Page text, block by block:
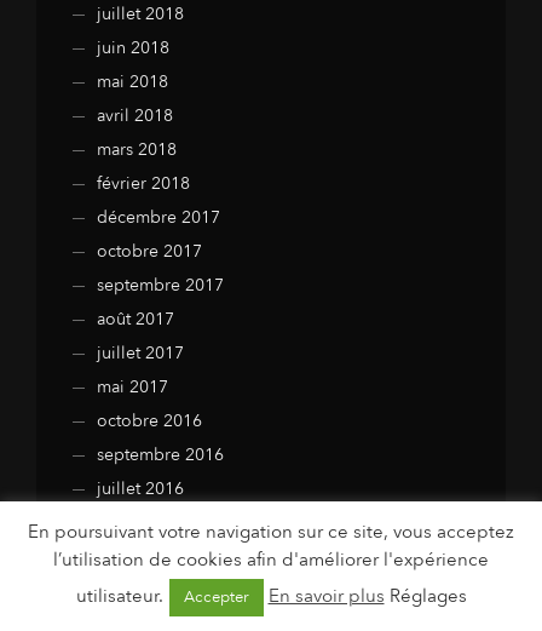
juillet 2018
juin 2018
mai 2018
avril 2018
mars 2018
février 2018
décembre 2017
octobre 2017
septembre 2017
août 2017
juillet 2017
mai 2017
octobre 2016
septembre 2016
juillet 2016
juin 2016
janvier 2016
juillet 2015
avril 2015
En poursuivant votre navigation sur ce site, vous acceptez
l’utilisation de cookies afin d'améliorer l'expérience
utilisateur.
Accepter En savoir plus Réglages